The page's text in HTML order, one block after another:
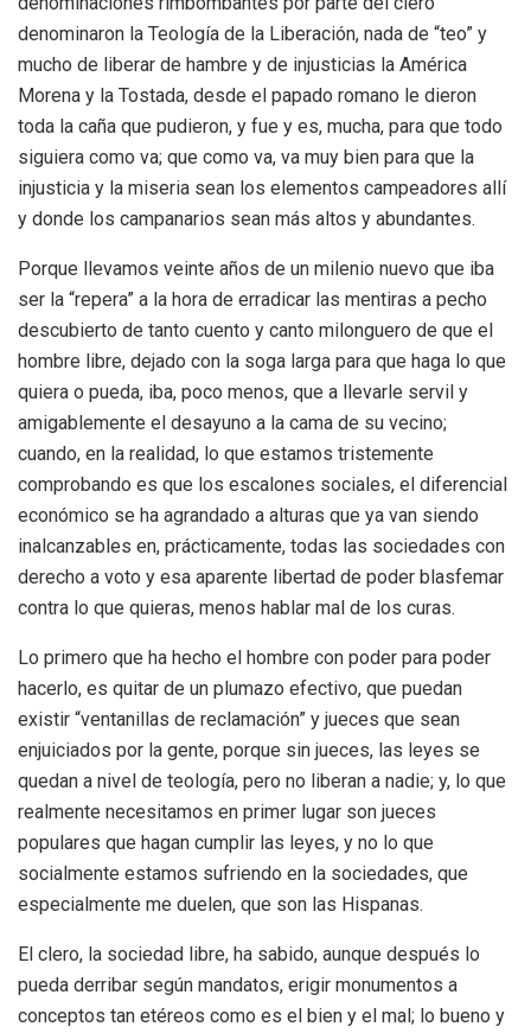
denominaron la Teología de la Liberación, nada de “teo” y
mucho de liberar de hambre y de injusticias la América
Morena y la Tostada, desde el papado romano le dieron
toda la caña que pudieron, y fue y es, mucha, para que todo
siguiera como va; que como va, va muy bien para que la
injusticia y la miseria sean los elementos campeadores allí
y donde los campanarios sean más altos y abundantes.
Porque llevamos veinte años de un milenio nuevo que iba
ser la “repera” a la hora de erradicar las mentiras a pecho
descubierto de tanto cuento y canto milonguero de que el
hombre libre, dejado con la soga larga para que haga lo que
quiera o pueda, iba, poco menos, que a llevarle servil y
amigablemente el desayuno a la cama de su vecino;
cuando, en la realidad, lo que estamos tristemente
comprobando es que los escalones sociales, el diferencial
económico se ha agrandado a alturas que ya van siendo
inalcanzables en, prácticamente, todas las sociedades con
derecho a voto y esa aparente libertad de poder blasfemar
contra lo que quieras, menos hablar mal de los curas.
Lo primero que ha hecho el hombre con poder para poder
hacerlo, es quitar de un plumazo efectivo, que puedan
existir “ventanillas de reclamación” y jueces que sean
enjuiciados por la gente, porque sin jueces, las leyes se
quedan a nivel de teología, pero no liberan a nadie; y, lo que
realmente necesitamos en primer lugar son jueces
populares que hagan cumplir las leyes, y no lo que
socialmente estamos sufriendo en la sociedades, que
especialmente me duelen, que son las Hispanas.
El clero, la sociedad libre, ha sabido, aunque después lo
pueda derribar según mandatos, erigir monumentos a
conceptos tan etéreos como es el bien y el mal; lo bueno y